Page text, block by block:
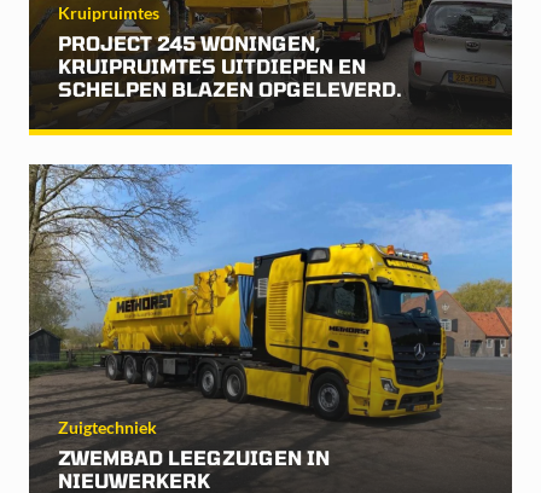
Kruipruimtes
PROJECT 245 WONINGEN,
KRUIPRUIMTES UITDIEPEN EN
SCHELPEN BLAZEN OPGELEVERD.
Zuigtechniek
ZWEMBAD LEEGZUIGEN IN
NIEUWERKERK